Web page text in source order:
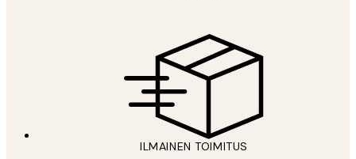
ILMAINEN TOIMITUS